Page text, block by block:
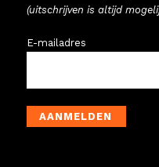
(uitschrijven is altijd
E-mailadres
AANMELDEN